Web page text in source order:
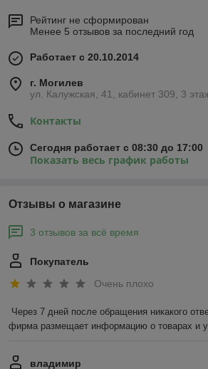
Рейтинг не сформирован
Менее 5 отзывов за последний год
Работает с 20.10.2014
г. Могилев
ул. Калужская, 41, кабинет 309, 3
Контакты
Сегодня работает с 08:30 до 17:00
Показать весь график работы
Отзывы о магазине
3 отзывов за всё время
Покупатель
Очень плохо
Через 7 дней после обращения никакого
фирма размещает информацию о товарах и
владимир